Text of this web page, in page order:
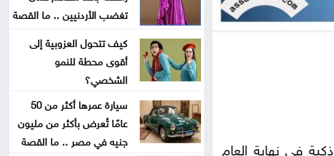
ذكية في نهاية العام
مجلس الشيوخ الأميركي يتبنى
عقوبات جديدة على روسيا
الحوثيون يتبنون هجومًا على معسكر
للقوات الحكومية في مأرب
عقوبات أميركية تستهدف منصات
تغضب الأردنيين .. ما القصة
كيف تتحول العزوبية إلى
أقوى محطة للنمو
الشخصي؟
سيارة عمرها أكثر من 50
عامًا تُعرض بأكثر من مليون
جنيه في مصر .. ما القصة